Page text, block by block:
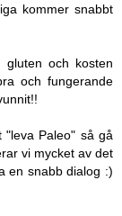
kommer snabbt
och kosten
och fungerande
Paleo" så gå
vi mycket av det
en snabb dialog :)